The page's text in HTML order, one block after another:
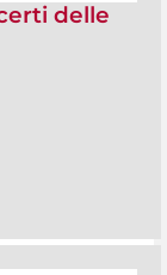
delle